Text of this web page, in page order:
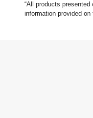
“All products
information provided